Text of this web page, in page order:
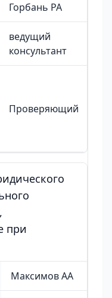
Горбань РА
ведущий
консультант
Проверяющий
при
Максимов АА